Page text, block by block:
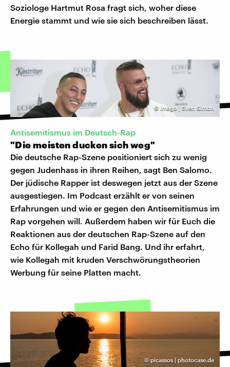
Soziologe Hartmut Rosa fragt sich, woher diese
Energie stammt und wie sie sich beschreiben lässt.
© Imago | Sven Simon
Antisemitismus im Deutsch-Rap
"Die meisten ducken sich weg"
Die deutsche Rap-Szene positioniert sich zu wenig
gegen Judenhass in ihren Reihen, sagt Ben Salomo.
Der jüdische Rapper ist deswegen jetzt aus der Szene
ausgestiegen. Im Podcast erzählt er von seinen
Erfahrungen und wie er gegen den Antisemitismus im
Rap vorgehen will. Außerdem haben wir für Euch die
Reaktionen aus der deutschen Rap-Szene auf den
Echo für Kollegah und Farid Bang. Und ihr erfahrt,
wie Kollegah mit kruden Verschwörungstheorien
Werbung für seine Platten macht.
©picassos | photocase.de